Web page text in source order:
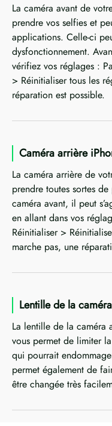
La caméra avant de
prendre vos selfies et
applications. Celle-ci
dysfonctionnement.
vérifiez vos réglages :
> Réinitialiser tous les
réparation est possible.
Caméra arrière
La caméra arrière de
prendre toutes sortes
caméra avant, il peut
en allant dans vos
Réinitialiser >
marche pas, une
Lentille de la
La lentille de la caméra
vous permet de limiter
qui pourrait
permet également de
être changée très